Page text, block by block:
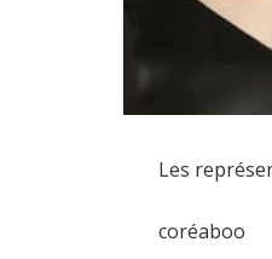
Les
coréaboo